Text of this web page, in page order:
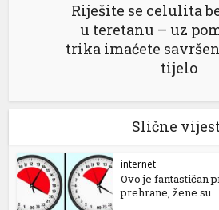
Riješite se celulita
u teretanu – uz
trika imaćete
tijelo
Slične
internet
Ovo je fantastičan
prehrane, žene su...